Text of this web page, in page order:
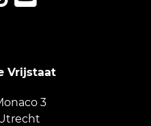
Vrijstaat
3